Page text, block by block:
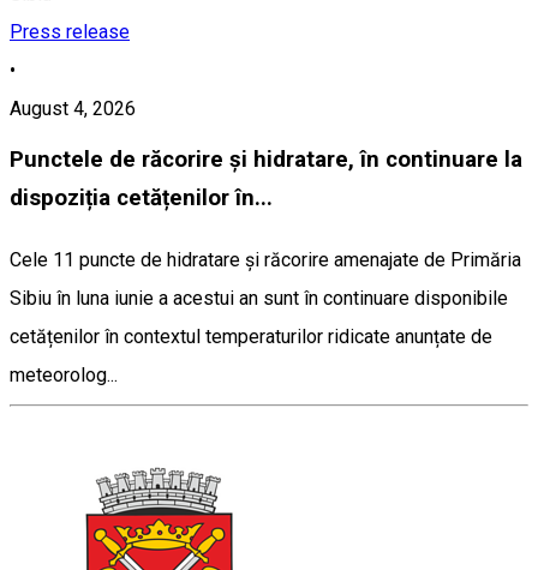
Press release
•
August 4, 2026
Punctele de răcorire și hidratare, în continuare la
dispoziția cetățenilor în...
Cele 11 puncte de hidratare și răcorire amenajate de Primăria
Sibiu în luna iunie a acestui an sunt în continuare disponibile
cetățenilor în contextul temperaturilor ridicate anunțate de
meteorolog...